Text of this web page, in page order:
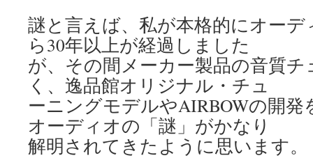
謎と言えば、私が本格的にオー
ら30年以上が経過しました
が、その間メーカー製品の音質
く、逸品館オリジナル・チュ
ーニングモデルやAIRBOWの開
オーディオの「謎」がかなり
解明されてきたように思います。